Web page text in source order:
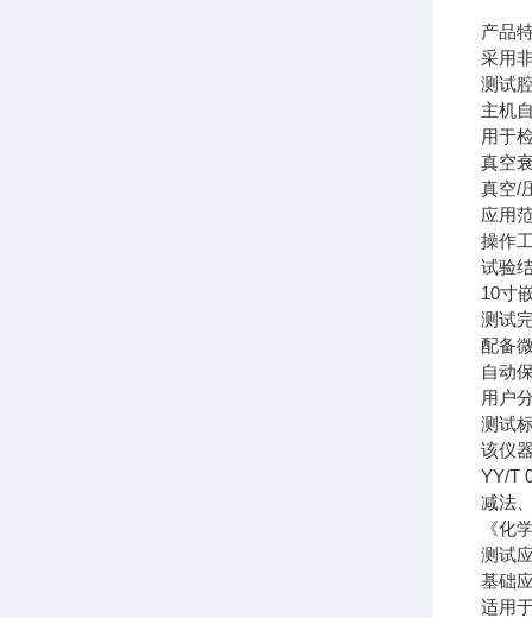
产品
采用
测试
主机
用于
真空
真空/
应用
操作
试验
10寸
测试
配备
自动
用户
测试
该仪
YY/T
减法
《化
测试
基础
适用